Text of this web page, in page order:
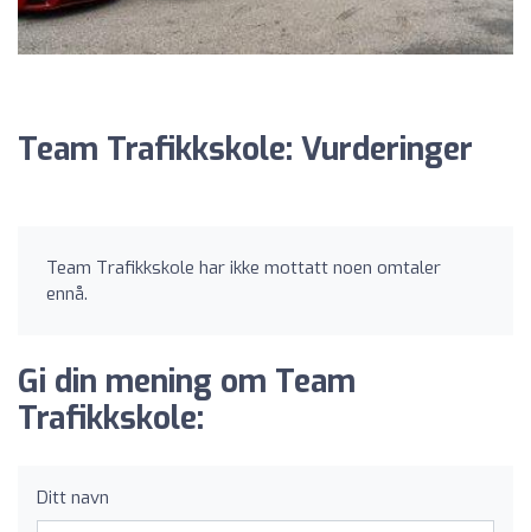
Team Trafikkskole: Vurderinger
Team Trafikkskole har ikke mottatt noen omtaler
ennå.
Gi din mening om Team
Trafikkskole:
Ditt navn